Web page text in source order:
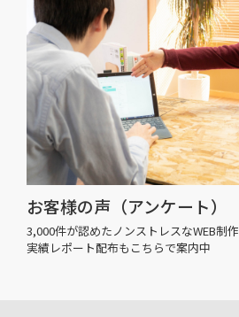
お客様の声（アンケート）
3,000件が認めたノンストレスなWEB制作
実績レポート配布もこちらで案内中